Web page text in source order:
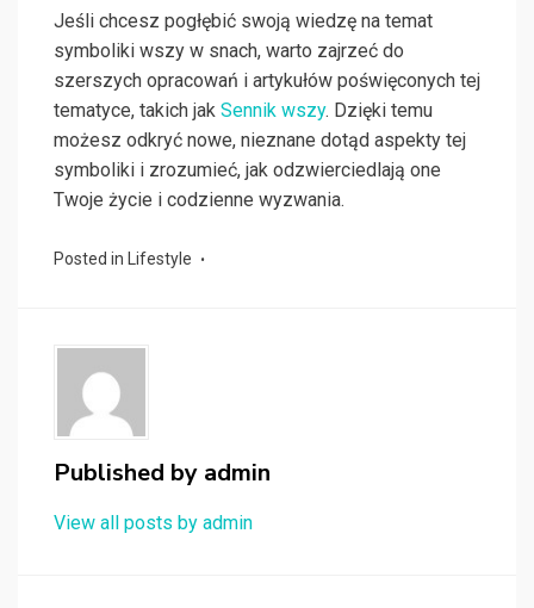
Jeśli chcesz pogłębić swoją wiedzę na temat
symboliki wszy w snach, warto zajrzeć do
szerszych opracowań i artykułów poświęconych tej
tematyce, takich jak Sennik wszy. Dzięki temu
możesz odkryć nowe, nieznane dotąd aspekty tej
symboliki i zrozumieć, jak odzwierciedlają one
Twoje życie i codzienne wyzwania.
Posted in Lifestyle
Published by admin
View all posts by admin